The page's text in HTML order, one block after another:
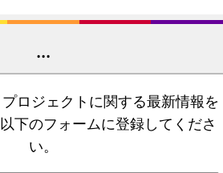
...
ロジェクトに関する最新情報を
下のフォームに登録してくださ
い。